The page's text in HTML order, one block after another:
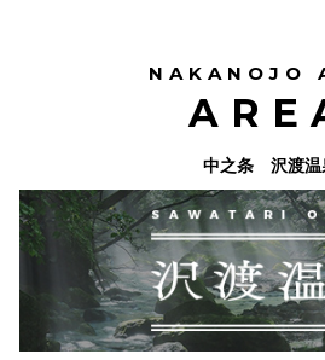
NAKANOJO
中之条 沢渡温